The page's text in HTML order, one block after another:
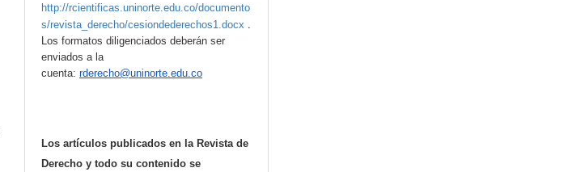
http://rcientificas.uninorte.edu.co/documento
s/revista_derecho/cesiondederechos1.docx .
Los formatos diligenciados deberán ser
enviados a la
cuenta:rderecho@uninorte.edu.co
Los artículos publicados en la Revista de
Derecho y todo su contenido se